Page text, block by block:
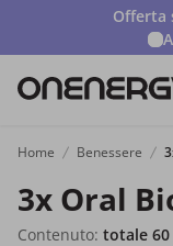
Offerta
Home Benessere
3x Oral
Contenuto: totale